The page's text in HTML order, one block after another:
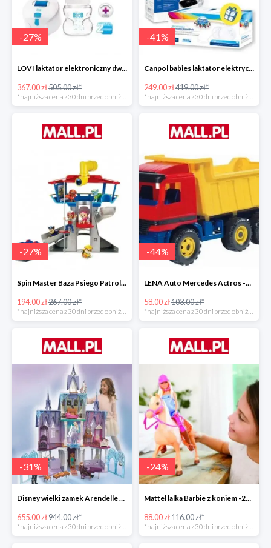
-27%
LOVI laktator elektroniczny dwufazowy Prolactis -27%
367.00 zł505.00 zł*
-41%
Canpol babies laktator elektryczny EASY NATURAL -40%
249.00 zł419.00 zł*
-27%
Spin Master Baza Psiego Patrolu -27%
194.00 zł267.00 zł*
*najniższa cena z 30 dni przed obniżką
-44%
LENA Auto Mercedes Actros -43%
58.00 zł103.00 zł*
*najniższa cena z 30 dni przed obniżką
-31%
Disney wielki zamek Arendelle Frozen 2 -30%
655.00 zł944.00 zł*
-24%
Mattel lalka Barbie z koniem -24%
88.00 zł116.00 zł*